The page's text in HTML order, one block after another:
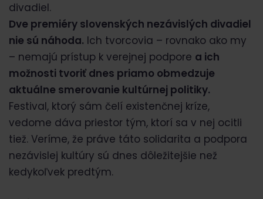
divadiel.
Dve premiéry slovenských nezávislých divadiel
nie sú náhoda. Ich tvorcovia – rovnako ako my
– nemajú prístup k verejnej podpore a ich
možnosti tvoriť dnes priamo obmedzuje
aktuálne smerovanie kultúrnej politiky.
Festival, ktorý sám čelí existenčnej kríze,
vedome dáva priestor tým, ktorí sa v nej ocitli
tiež. Veríme, že práve táto solidarita a podpora
nezávislej kultúry sú dnes dôležitejšie než
kedykoľvek predtým.